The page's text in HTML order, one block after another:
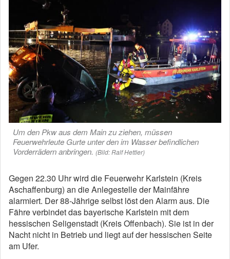
Um den Pkw aus dem Main zu ziehen, müssen
Feuerwehrleute Gurte unter den im Wasser befindlichen
Vorderrädern anbringen. (Bild: Ralf Hettler)
Gegen 22.30 Uhr wird die Feuerwehr Karlstein (Kreis
Aschaffenburg) an die Anlegestelle der Mainfähre
alarmiert. Der 88-Jährige selbst löst den Alarm aus. Die
Fähre verbindet das bayerische Karlstein mit dem
hessischen Seligenstadt (Kreis Offenbach). Sie ist in der
Nacht nicht in Betrieb und liegt auf der hessischen Seite
am Ufer.